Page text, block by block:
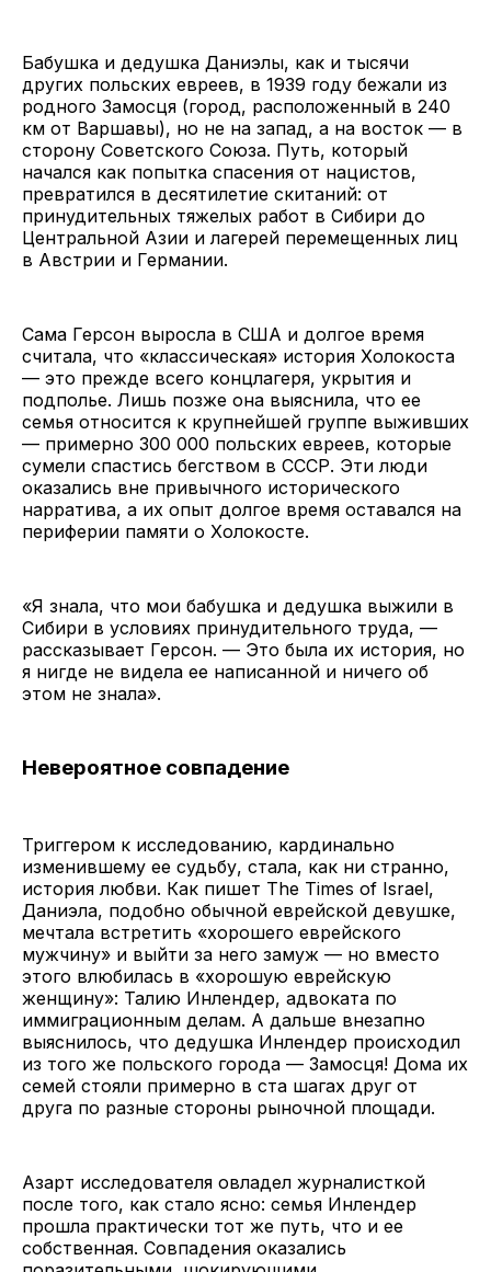
Бабушка и дедушка Даниэлы, как и тысячи
других польских евреев, в 1939 году бежали из
родного Замосця (город, расположенный в 240
км от Варшавы), но не на запад, а на восток — в
сторону Советского Союза. Путь, который
начался как попытка спасения от нацистов,
превратился в десятилетие скитаний: от
принудительных тяжелых работ в Сибири до
Центральной Азии и лагерей перемещенных лиц
в Австрии и Германии.
Сама Герсон выросла в США и долгое время
считала, что «классическая» история Холокоста
— это прежде всего концлагеря, укрытия и
подполье. Лишь позже она выяснила, что ее
семья относится к крупнейшей группе выживших
— примерно 300 000 польских евреев, которые
сумели спастись бегством в СССР. Эти люди
оказались вне привычного исторического
нарратива, а их опыт долгое время оставался на
периферии памяти о Холокосте.
«Я знала, что мои бабушка и дедушка выжили в
Сибири в условиях принудительного труда, —
рассказывает Герсон. — Это была их история, но
я нигде не видела ее написанной и ничего об
этом не знала».
Невероятное совпадение
Триггером к исследованию, кардинально
изменившему ее судьбу, стала, как ни странно,
история любви. Как пишет The Times of Israel,
Даниэла, подобно обычной еврейской девушке,
мечтала встретить «хорошего еврейского
мужчину» и выйти за него замуж — но вместо
этого влюбилась в «хорошую еврейскую
женщину»: Талию Инлендер, адвоката по
иммиграционным делам. А дальше внезапно
выяснилось, что дедушка Инлендер происходил
из того же польского города — Замосця! Дома их
семей стояли примерно в ста шагах друг от
друга по разные стороны рыночной площади.
Азарт исследователя овладел журналисткой
после того, как стало ясно: семья Инлендер
прошла практически тот же путь, что и ее
собственная. Совпадения оказались